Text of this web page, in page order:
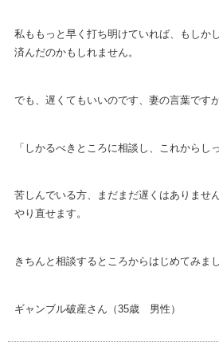
私ももっと早く打ち明けていれば、もしか
済んだのかもしれません。
でも、遅くてもいいのです、妻の言葉です
「しかるべきところに相談し、これからし
苦しんでいる方、まだまだ遅くはありませ
やり直せます。
きちんと相談するところからはじめてみまし
ギャンブル破産さん（35歳 男性）